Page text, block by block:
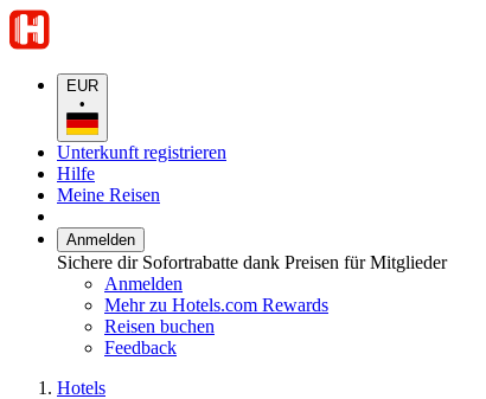
EUR
•
Unterkunft registrieren
Hilfe
Meine Reisen
Anmelden
Sichere dir Sofortrabatte dank Preisen für Mitglieder
Anmelden
Mehr zu Hotels.com Rewards
Reisen buchen
Feedback
Hotels